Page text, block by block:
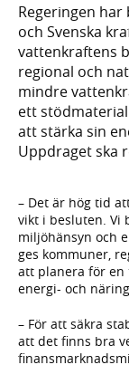
Regeringen
och Svenska
vattenkraftens
regional och
mindre
ett
att stärka sin
Uppdraget ska
– Det är hög tid
vikt i besluten. Vi
miljöhänsyn och
ges kommuner,
att planera för en
energi- och
– För att säkra
att det finns bra